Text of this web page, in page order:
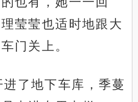
莹莹也适时地跟大
门关上。
了地下车库，季蔓